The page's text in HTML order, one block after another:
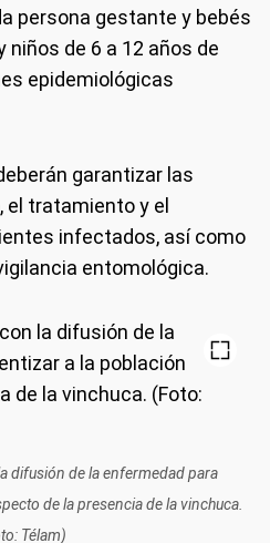
persona gestante y bebés
niños de 6 a 12 años de
epidemiológicas
garantizar las
el tratamiento y el
infectados, así como
entomológica.
difusión de la enfermedad para
de la presencia de la vinchuca.
Télam)